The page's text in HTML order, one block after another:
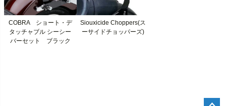
COBRA ショート・デ
タッチャブル シーシー
バーセット ブラック
Siouxicide Choppers(ス
ーサイドチョッパーズ)